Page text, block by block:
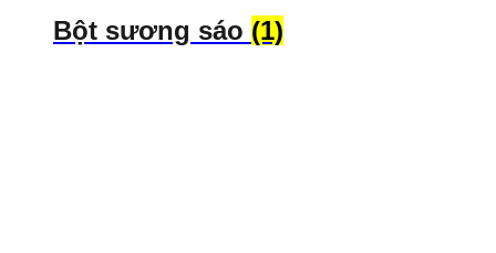
Bột sương sáo (1)